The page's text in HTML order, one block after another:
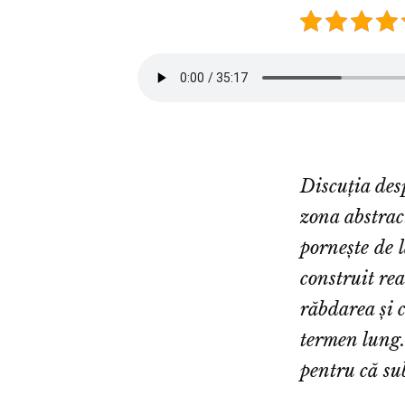
Discuția
zona
pornește
construit
răbdarea și
termen
pentru că